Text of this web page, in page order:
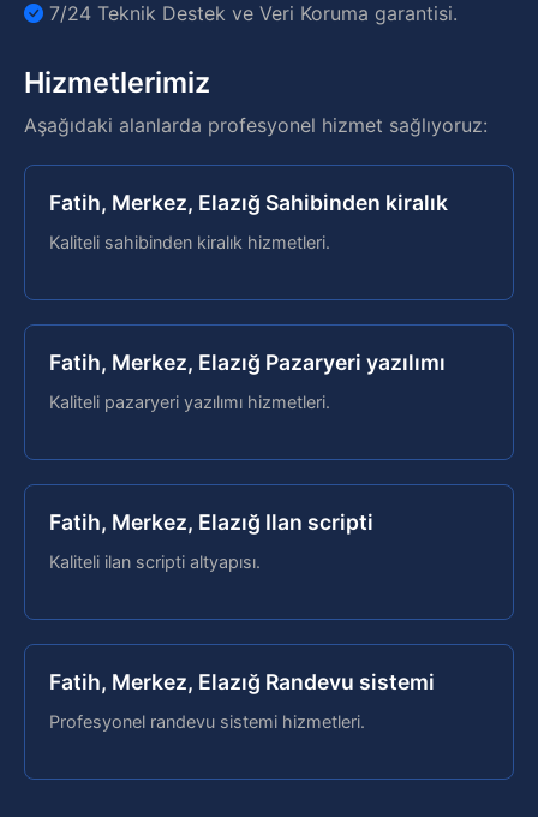
7/24 Teknik Destek ve Veri Koruma garantisi.
Hizmetlerimiz
Aşağıdaki alanlarda profesyonel hizmet sağlıyoruz:
Fatih, Merkez, Elazığ Sahibinden kiralık
Kaliteli sahibinden kiralık hizmetleri.
Fatih, Merkez, Elazığ Pazaryeri yazılımı
Kaliteli pazaryeri yazılımı hizmetleri.
Fatih, Merkez, Elazığ Ilan scripti
Kaliteli ilan scripti altyapısı.
Fatih, Merkez, Elazığ Randevu sistemi
Profesyonel randevu sistemi hizmetleri.